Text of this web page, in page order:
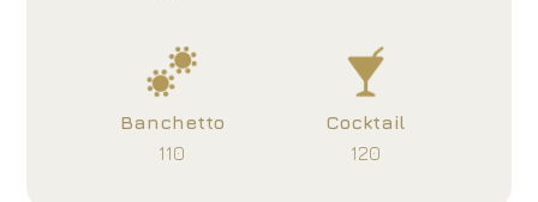
Banchetto
110
Cocktail
120